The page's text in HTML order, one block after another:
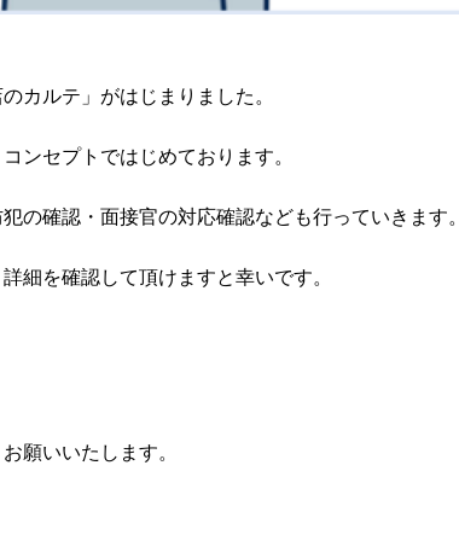
カルテ」がはじまりました。
ンセプトではじめております。
の確認・面接官の対応確認なども行っていきます。
細を確認して頂けますと幸いです。
願いいたします。